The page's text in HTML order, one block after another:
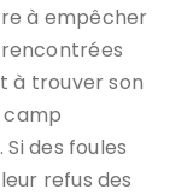
à empêcher
rencontrées
à trouver son
camp
des foules
refus des